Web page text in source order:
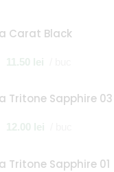
Carat Black
11.50 lei
Tritone Sapphire 03
12.00 lei
Tritone Sapphire 01